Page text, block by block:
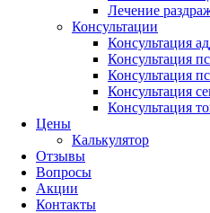
Лечение
Консультации
Консультация
Консультация
Консультация
Консультация
Консультация
Цены
Калькулятор
Отзывы
Вопросы
Акции
Контакты